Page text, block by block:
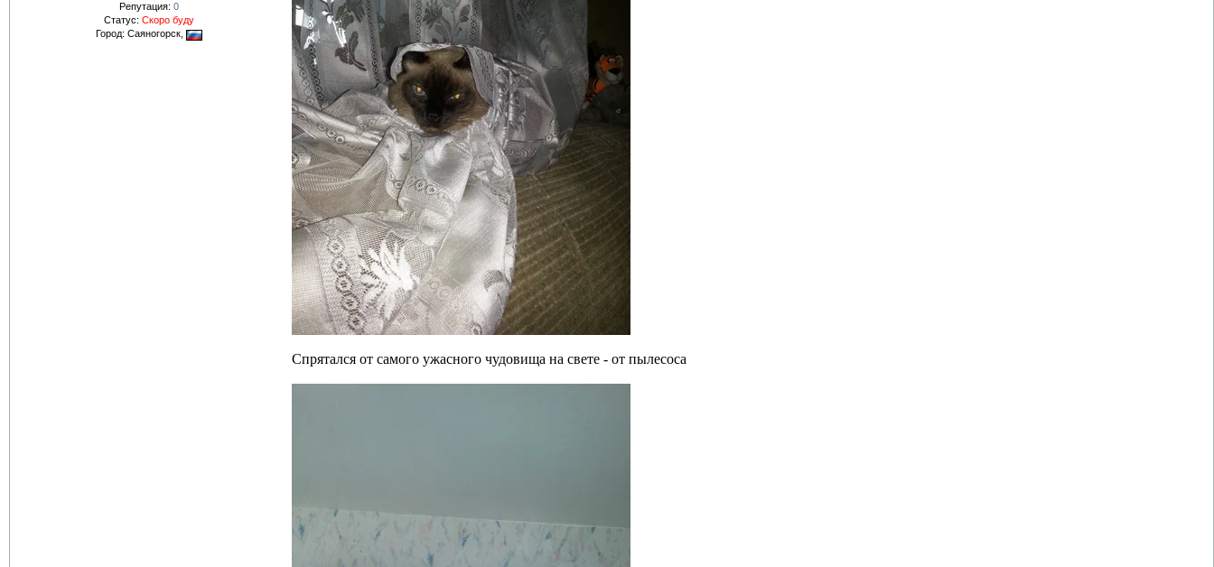
Репутация: 0
Статус: Скоро буду
Город: Саяногорск,
Спрятался от самого ужасного чудовища на свете - от пылесоса